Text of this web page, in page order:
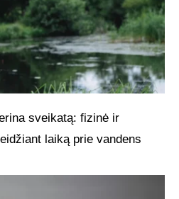
sveikatą: fizinė ir
laiką prie vandens